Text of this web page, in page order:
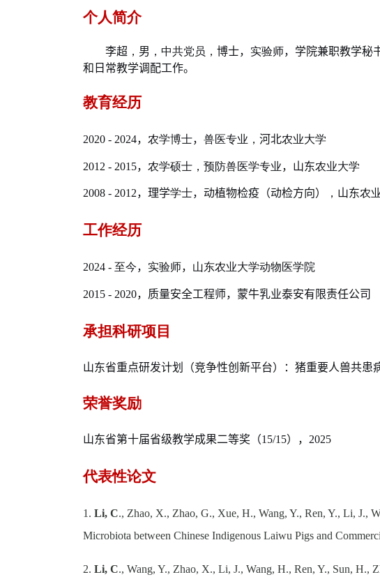
个人简介
李超 ， 男 ，中共党员，博士， 实验师， 学院兼职教学秘
和日常教学调配工作。
教育经历
2020- 2024，农学博士，兽医专业，河北农业大学
201 2 - 201 5，农学硕士，预防兽医学专业， 山东农业大学
2008 - 2012，理学学士，动植物检疫（动检方向） ， 山东农
工作经历
2024 -至今， 实验师， 山东农业大学动物医学院
2015 - 2020，质量安全工程师，蒙牛乳业泰安有限责任公司
承担科研项目
山东省重点研发计划（竞争性创新平台）：猪重要人兽共患
荣誉奖励
山东省第十届省级教学成果二等奖（15/15）， 2025
代表性论文
1.Li, C., Zhao, X., Zhao, G., Xue, H., Wang, Y., Ren, Y., Li, J.,
Microbiota between Chinese Indigenous Laiwu Pigs and
2.Li, C., Wang, Y., Zhao, X., Li, J., Wang, H., Ren, Y., Sun, H.,